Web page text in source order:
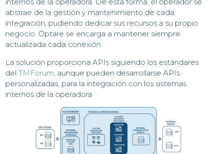
abstrae de la gestión y mantenimiento de cada
integración, pudiendo dedicar sus recursos a su propio
negocio. Optare se encarga a mantener siempre
actualizada cada conexión.
La solución proporciona APIs siguiendo los estándares
delTMForum , aunque pueden desarrollarse APIs
personalizadas, para la integración con los sistemas
internos de la operadora